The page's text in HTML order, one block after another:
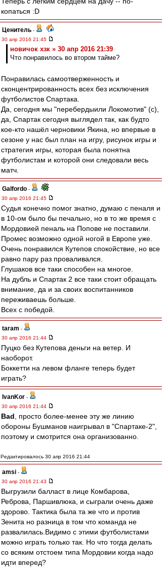
копаться :D
Ценитель -
30 апр 2016 21:45
новичок хзк » 30 апр 2016 21:39
Что понравилось во втором тайме?
Понравилась самоотверженность и
сконцентрированность всех без исключения
футболистов Спартака.
Да, сегодня мы "перебердыили Локомотив" (c),
да, Спартак сегодня выглядел так, как будто
кое-кто нашёл черновики Якина, но впервые в
сезоне у нас был план на игру, рисунок игры и
стратегия игры, которая была понятна
футболистам и которой они следовали весь
матч.
Galfordo -
30 апр 2016 21:45
Судья конечно помог знатно, думаю с пеналя и
в 10-ом было бы печально, но в то же время с
Мордовией пеналь на Попове не поставили.
Промес возможно одной ногой в Европе уже.
Очень понравился Кутепов спокойствие, но все
равно пару раз проваливался.
Глушаков все таки способен на многое.
На дубль и Спартак 2 все таки стоит обращать
внимание, да и за своих воспитанников
переживаешь больше.
Всех с победой.
taram -
30 апр 2016 21:44
Пуцко без Кутепова деньги на ветер. И
наоборот.
Боккетти на левом фланге теперь будет
играть?
IvanKor -
30 апр 2016 21:44
Bad , просто более-менее эту же линию
обороны Бушманов наигрывал в "Спартаке-2",
поэтому и смотрится она организованно.
Редактировалось 30 апр 2016 21:44
amsi -
30 апр 2016 21:43
Выгрузили балласт в лице Комбарова,
Реброва, Паршивлюка, и сыграли очень даже
здорово. Тактика была та же что и против
Зенита но разница в том что команда не
развалилась.Видимо с этими футболистами
можно играть только так. Но что тогда делать
со всяким отстоем типа Мордовии когда надо
идти вперед?